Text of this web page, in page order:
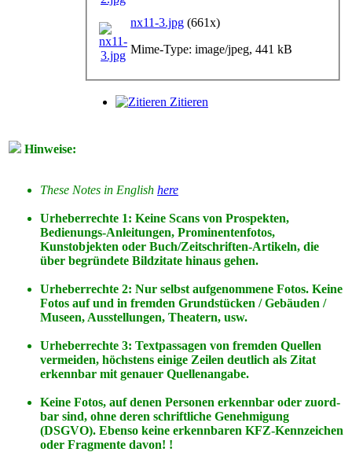
nx11-3.jpg (661x)
Mime-Type: image/jpeg, 441 kB
Zitieren
Hinweise:
These Notes in English here
Urheberrechte 1: Keine Scans von Prospekten,
Bedienungs-Anleitungen, Prominentenfotos,
Kunstobjekten oder Buch/Zeitschriften-Artikeln, die
über begründete Bildzitate hinaus gehen.
Urheberrechte 2: Nur selbst aufgenommene Fotos. Keine
Fotos aufund in fremden Grundstücken / Gebäuden /
Museen, Ausstellungen, Theatern, usw.
Urheberrechte 3: Textpassagen von fremden Quellen
vermeiden, höchstens einige Zeilen deutlich als Zitat
erkennbar mit genauer Quellenangabe.
Keine Fotos, auf denen Personen erkennbar oder zuord-
bar sind, ohne deren schriftliche Genehmigung
(DSGVO). Ebenso keine erkennbaren KFZ-Kennzeichen
oder Fragmente davon! !